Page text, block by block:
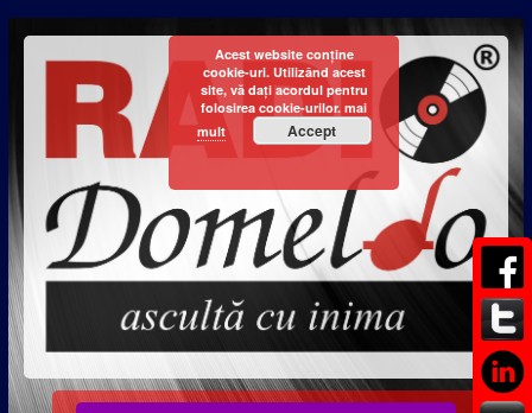
Acest website conține
cookie-uri. Utilizând acest
site, vă dați acordul pentru
folosirea cookie-urilor. mai
mult
Accept